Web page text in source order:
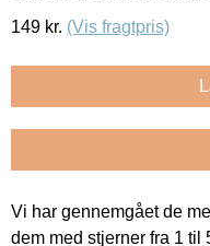
149 kr. (Vis fragtpris)
Vi har gennemgået de
dem med stjerner fra 1 til